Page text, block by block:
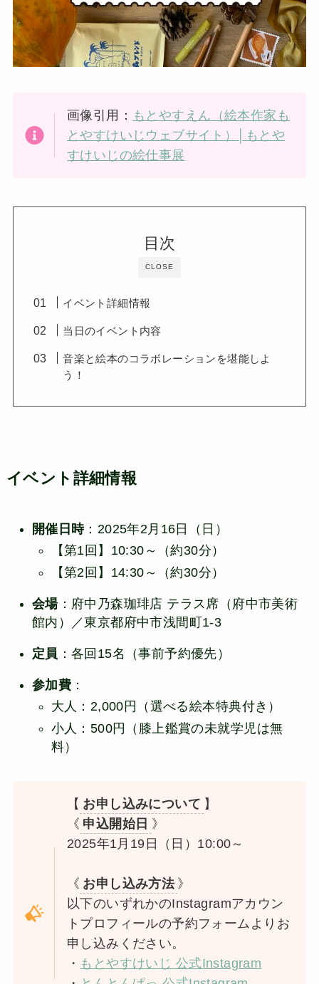
画像引用： もとやすえん（絵本作家も
とやすけいじウェブサイト）│もとや
すけいじの絵仕事展
CLOSE
目次
イベント詳細情報
当日のイベント内容
音楽と絵本のコラボレーションを堪能しよ
う！
イベント詳細情報
開催日時：2025年2月16日（日）
【第1回】10:30～（約30分）
【第2回】14:30～（約30分）
会場：府中乃森珈琲店 テラス席（府中市美術
館内）／東京都府中市浅間町1-3
定員 ：各回15名（事前予約優先）
参加費 ：
大人：2,000円（選べる絵本特典付き）
小人：500円（膝上鑑賞の未就学児は無
料）
【 お申し込みについて 】
《 申込開始日 》
2025年1月19日（日）10:00～
《 お申し込み方法 》
以下のいずれかのInstagramアカウン
トプロフィールの予約フォームよりお
申し込みください。
・ もとやすけいじ 公式Instagram